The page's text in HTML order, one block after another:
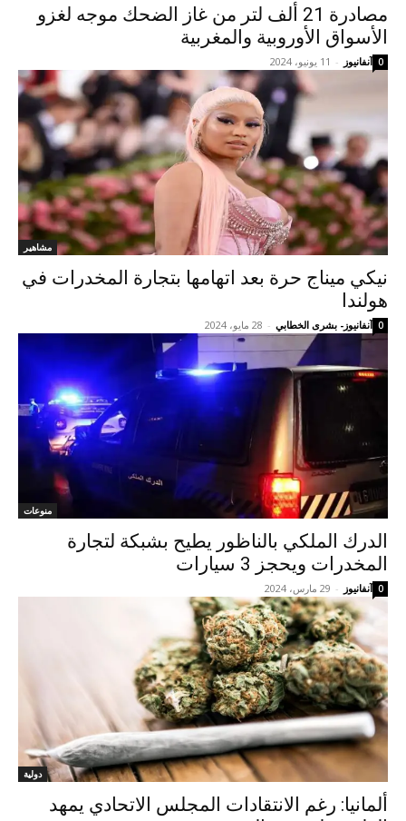
مصادرة 21 ألف لتر من غاز الضحك موجه لغزو
الأسواق الأوروبية والمغربية
آنفانيوز - 11 يونيو، 2024 0
مشاهير
نيكي ميناج حرة بعد اتهامها بتجارة المخدرات في
هولندا
آنفانيوز- بشرى الخطابي - 28 مايو، 2024 0
منوعات
الدرك الملكي بالناظور يطيح بشبكة لتجارة
المخدرات ويحجز 3 سيارات
آنفانيوز - 29 مارس، 2024 0
دولية
ألمانيا: رغم الانتقادات المجلس الاتحادي يمهد